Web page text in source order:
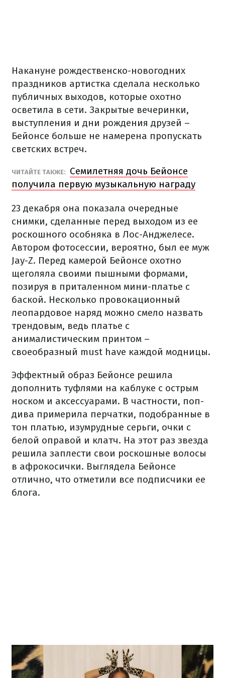
Накануне рождественско-новогодних
праздников артистка сделала несколько
публичных выходов, которые охотно
осветила в сети. Закрытые вечеринки,
выступления и дни рождения друзей –
Бейонсе больше не намерена пропускать
светских встреч.
ЧИТАЙТЕ ТАКЖЕ:
Семилетняя дочь Бейонсе
получила первую музыкальную награду
23 декабря она показала очередные
снимки, сделанные перед выходом из ее
роскошного особняка в Лос-Анджелесе.
Автором фотосессии, вероятно, был ее муж
Jay-Z. Перед камерой Бейонсе охотно
щеголяла своими пышными формами,
позируя в приталенном мини-платье с
баской. Несколько провокационный
леопардовое наряд можно смело назвать
трендовым, ведь платье с
анималистическим принтом –
своеобразный must have каждой модницы.
Эффектный образ Бейонсе решила
дополнить туфлями на каблуке с острым
носком и аксессуарами. В частности, поп-
дива примерила перчатки, подобранные в
тон платью, изумрудные серьги, очки с
белой оправой и клатч. На этот раз звезда
решила заплести свои роскошные волосы
в афрокосички. Выглядела Бейонсе
отлично, что отметили все подписчики ее
блога.